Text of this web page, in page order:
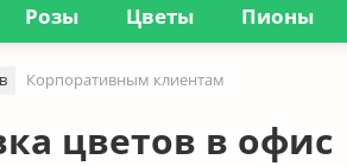
Розы Цветы Пионы
Корпоративным клиентам
цветов в офис